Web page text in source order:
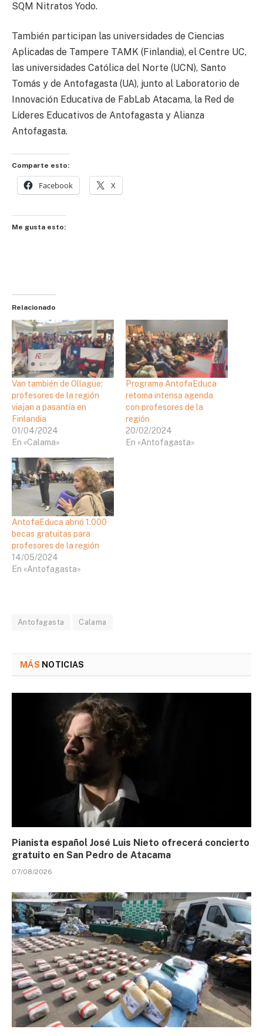
SQM Nitratos Yodo.
También participan las universidades de Ciencias
Aplicadas de Tampere TAMK (Finlandia), el Centre UC,
las universidades Católica del Norte (UCN), Santo
Tomás y de Antofagasta (UA), junto al Laboratorio de
Innovación Educativa de FabLab Atacama, la Red de
Líderes Educativos de Antofagasta y Alianza
Antofagasta.
Comparte esto:
Facebook X
Me gusta esto:
Relacionado
Van también de Ollagüe:
profesores de la región
viajan a pasantía en
Finlandia
01/04/2024
En «Calama»
Programa AntofaEduca
retoma intensa agenda
con profesores de la
región
20/02/2024
En «Antofagasta»
AntofaEduca abrió 1.000
becas gratuitas para
profesores de la región
14/05/2024
En «Antofagasta»
Antofagasta Calama
MÁS NOTICIAS
Pianista español José Luis Nieto ofrecerá concierto
gratuito en San Pedro de Atacama
07/08/2026